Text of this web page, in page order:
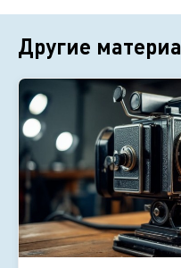
Другие